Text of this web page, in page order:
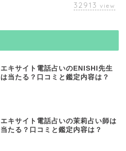
32913 view
エキサイト電話占いのENISHI先生
は当たる？口コミと鑑定内容は？
エキサイト電話占いの茉莉占い師は
当たる？口コミと鑑定内容は？